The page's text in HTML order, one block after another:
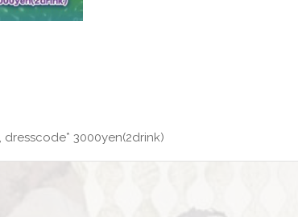
3000yen(2drink)